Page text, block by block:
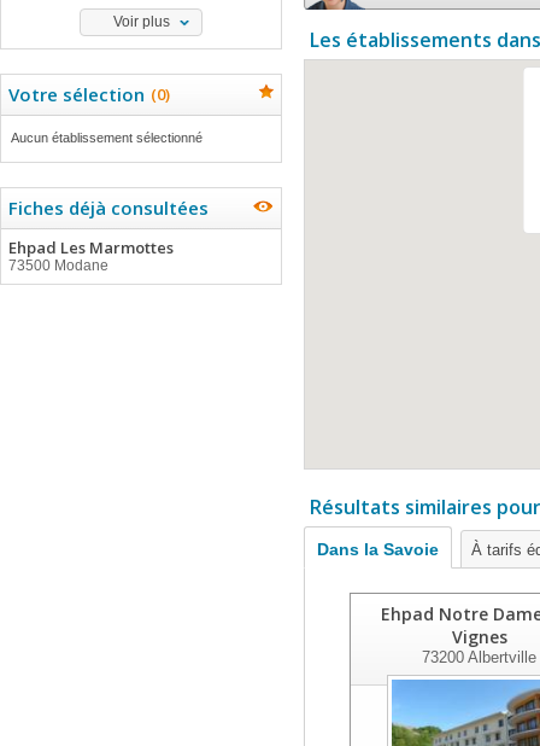
Voir plus
Votre sélection (0)
Aucun établissement sélectionné
Fiches déjà consultées
Ehpad Les Marmottes
73500 Modane
Les établissements
Résultats similaires
Dans la Savoie À tarifs
Ehpad Notre
Vignes
73200 Albertville